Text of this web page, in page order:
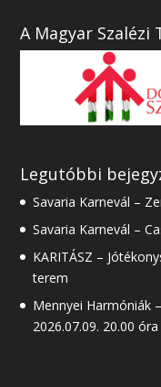
A Magyar Szalézi
Legutóbbi
Savaria Karnevál –
Savaria Karnevál –
KARITÁSZ –
terem
Mennyei Harmóniák
2026.07.09. 20.00